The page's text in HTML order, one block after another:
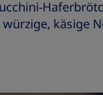
käsige